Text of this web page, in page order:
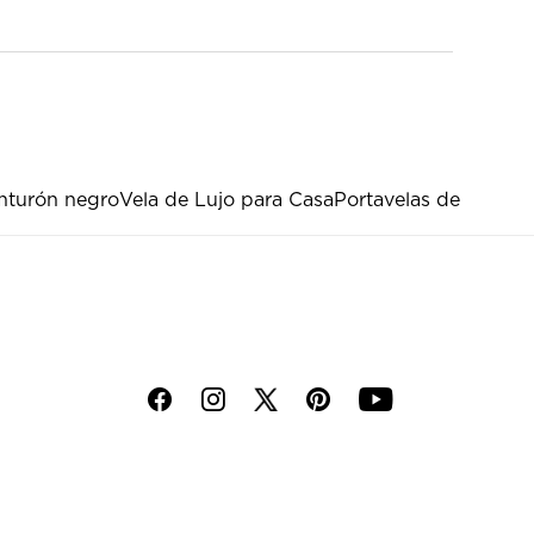
negroVela de Lujo para CasaPortavelas de
f i p y